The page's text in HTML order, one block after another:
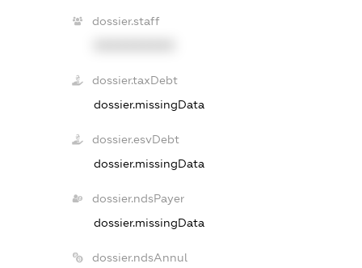
dossier.staff
dossier.taxDebt
dossier.missingData
dossier.esvDebt
dossier.missingData
dossier.ndsPayer
dossier.missingData
dossier.ndsAnnul